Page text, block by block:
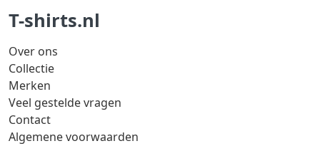
T-shirts.nl
Over ons
Collectie
Merken
Veel gestelde vragen
Contact
Algemene voorwaarden